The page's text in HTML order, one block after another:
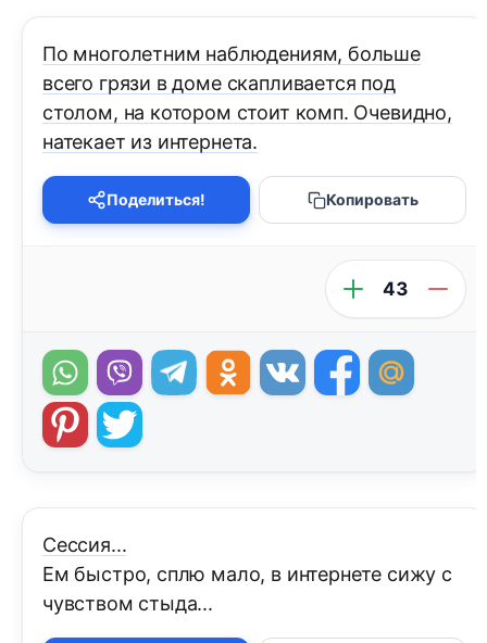
По многолетним наблюдениям, больше
всего грязи в доме скапливается под
столом, на котором стоит комп. Очевидно,
натекает из интернета.
Поделиться! Копировать
43
Сессия...
Ем быстро, сплю мало, в интернете сижу с
чувством стыда...